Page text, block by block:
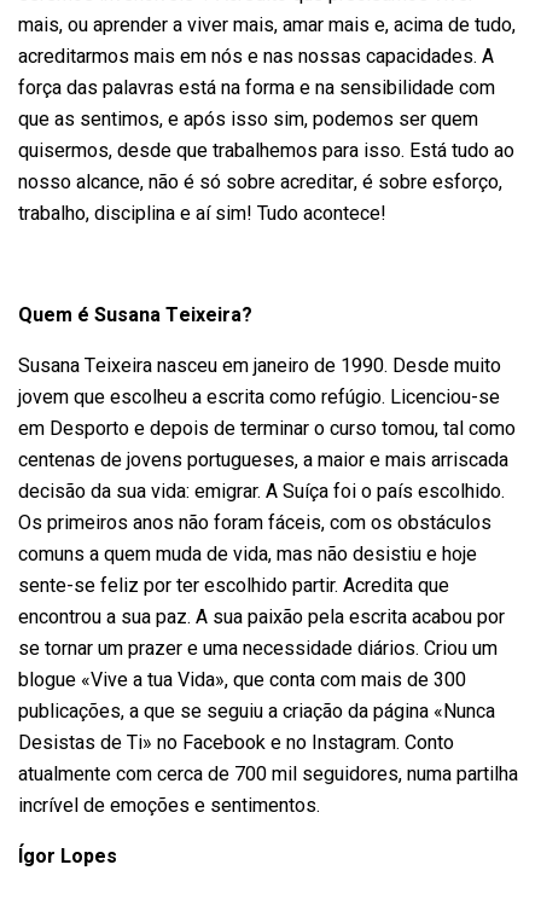
mais, ou aprender a viver mais, amar mais e, acima de tudo,
acreditarmos mais em nós e nas nossas capacidades. A
força das palavras está na forma e na sensibilidade com
que as sentimos, e após isso sim, podemos ser quem
quisermos, desde que trabalhemos para isso. Está tudo ao
nosso alcance, não é só sobre acreditar, é sobre esforço,
trabalho, disciplina e aí sim! Tudo acontece!
Quem é Susana Teixeira?
Susana Teixeira nasceu em janeiro de 1990. Desde muito
jovem que escolheu a escrita como refúgio. Licenciou-se
em Desporto e depois de terminar o curso tomou, tal como
centenas de jovens portugueses, a maior e mais arriscada
decisão da sua vida: emigrar. A Suíça foi o país escolhido.
Os primeiros anos não foram fáceis, com os obstáculos
comuns a quem muda de vida, mas não desistiu e hoje
sente-se feliz por ter escolhido partir. Acredita que
encontrou a sua paz. A sua paixão pela escrita acabou por
se tornar um prazer e uma necessidade diários. Criou um
blogue «Vive a tua Vida», que conta com mais de 300
publicações, a que se seguiu a criação da página «Nunca
Desistas de Ti» no Facebook e no Instagram. Conto
atualmente com cerca de 700 mil seguidores, numa partilha
incrível de emoções e sentimentos.
Ígor Lopes